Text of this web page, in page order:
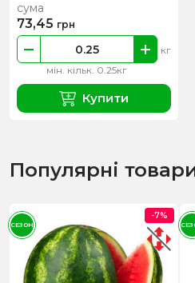
мін. кільк. 0.25кг
кг
сума
73,45 грн
Купити
Популярні
-7%
СЕЗОН